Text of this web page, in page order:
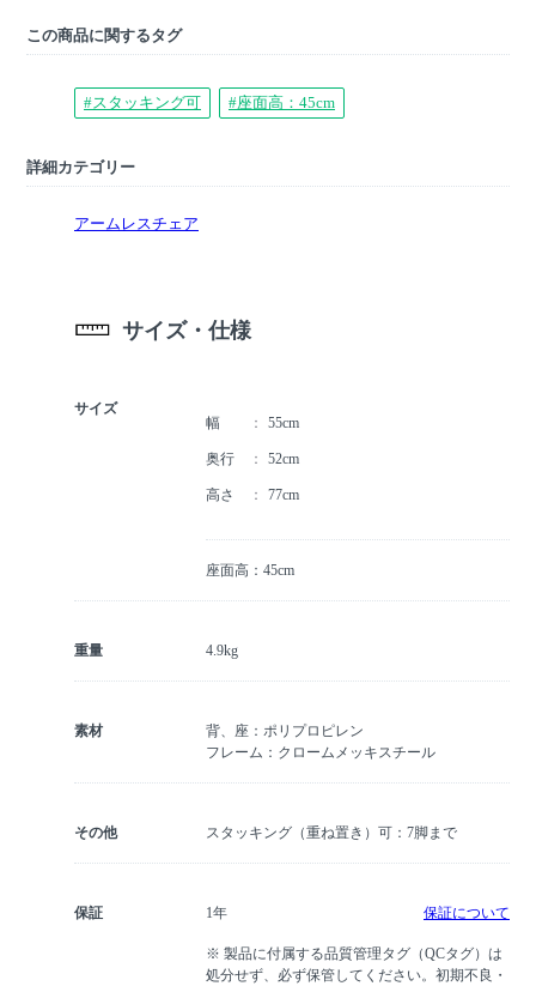
この商品に関するタグ
#スタッキング可 #座面高：45cm
詳細カテゴリー
アームレスチェア
サイズ・仕様
サイズ
幅
55cm
奥行 52cm
高さ 77cm
座面高：45cm
重量 4.9kg
素材
背、座：ポリプロピレン
フレーム：クロームメッキスチール
その他 スタッキング（重ね置き）可：7脚まで
保証 1年 保証について
※ 製品に付属する品質管理タグ（QCタグ）は
処分せず、必ず保管してください。初期不良・